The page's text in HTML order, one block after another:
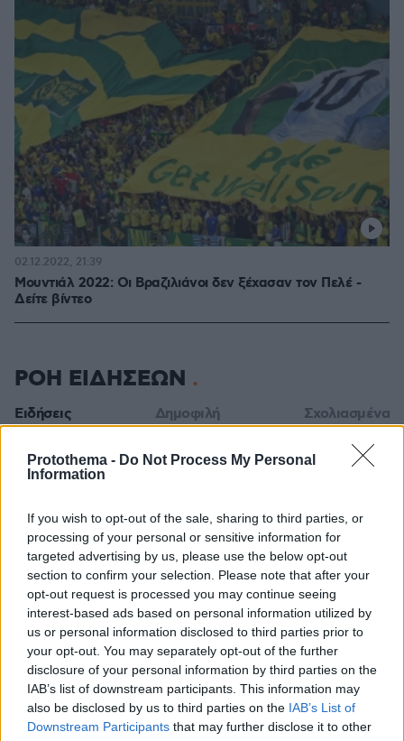
Protothema - Do Not Process My Personal
Information
If you wish to opt-out of the sale, sharing to third parties, or
processing of your personal or sensitive information for
targeted advertising by us, please use the below opt-out
section to confirm your selection. Please note that after your
opt-out request is processed you may continue seeing
interest-based ads based on personal information utilized by
us or personal information disclosed to third parties prior to
your opt-out. You may separately opt-out of the further
disclosure of your personal information by third parties on the
IAB’s list of downstream participants. This information may
also be disclosed by us to third parties on the IAB’s List of
Downstream Participants that may further disclose it to other
Μουντιάλ 2022: Οι Βραζιλιάνοι δεν ξέχασαν τον Πελέ -
Δείτε βίντεο
02.12.2022, 21:39
ΡΟΗ ΕΙΔΗΣΕΩΝ
Ειδήσεις Δημοφιλή Σχολιασμένα
Πέντε στυλ παντελονιού που επανέρχονται κάθε
πριν 9 λεπτά
3 κοκτέιλ με μπίρα που θα θέλετε να φτιάχνετε ξανά και
ξανά
πριν 9 λεπτά
Φραντσέσκα Τόκα: Η Ιταλίδα «νύφη» της Eurovision
ποζάρει με μπικίνι και... ολόγυμνη στην μπανιέρα της,
δείτε φωτογραφίες
πριν 12 λεπτά
Παρά το «μπλόκο» του Ανωτάτου Δικαστηρίου, ο Τραμπ
επιχειρεί ξανά να απολύσει την κυβερνήτρια της Fed
Λίζα Κουκ
πριν 12 λεπτά